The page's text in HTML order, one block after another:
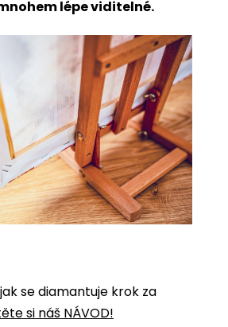
lépe viditelné.
se diamantuje krok za
si náš NÁVOD!